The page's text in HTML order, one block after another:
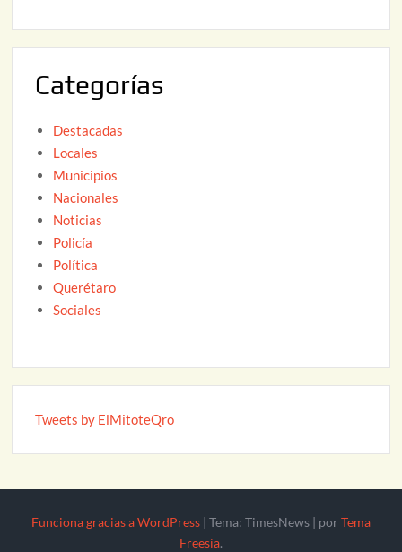
Categorías
Destacadas
Locales
Municipios
Nacionales
Noticias
Policía
Política
Querétaro
Sociales
Tweets by ElMitoteQro
Funciona gracias a WordPress | Tema: TimesNews | por Tema
Freesia.